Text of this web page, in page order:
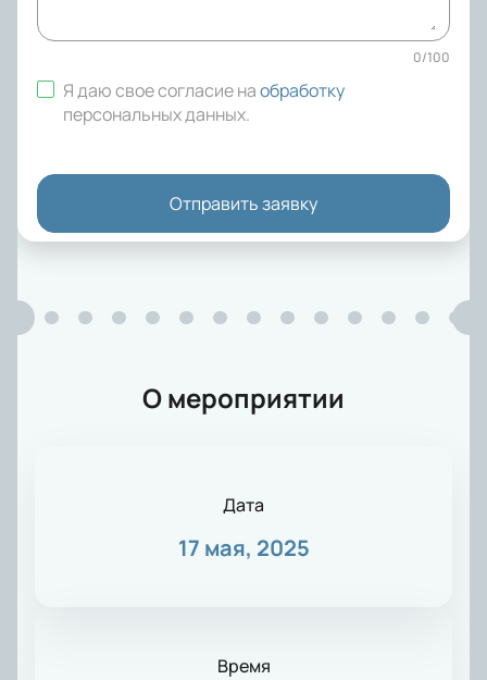
0/100
Я даю свое согласие наобработку
персональных данных.
Отправить заявку
О мероприятии
Дата
17 мая, 2025
Время